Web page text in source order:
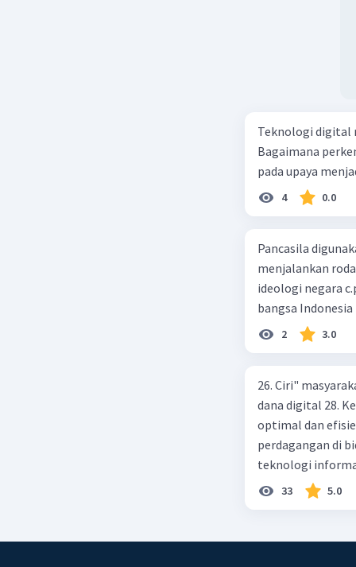
Teknologi digital
Bagaimana
pada upaya
4 0.0
Pancasila
menjalankan
ideologi negara
bangsa Indonesia
2 3.0
26. Ciri"
dana digital 28.
optimal dan
perdagangan di
teknologi
menggunakan
pembayaran
lembaga OJK 34.
33 5.0